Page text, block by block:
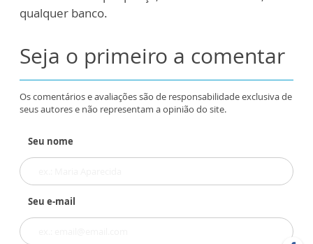
qualquer banco.
Seja o primeiro a comentar
Os comentários e avaliações são de responsabilidade exclusiva de
seus autores e não representam a opinião do site.
Seu nome
Seu e-mail